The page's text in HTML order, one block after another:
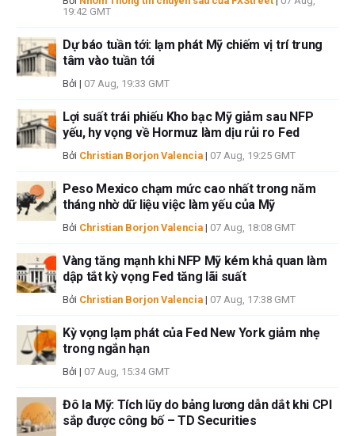
Nếu không được đề cập rõ ràng trong nội dung bài viết, tại thời điểm viết
cập trong bài viết này và không có quan hệ kinh doanh với bất kỳ công ty
nào được đề cập. Tác giả không nhận được tiền công cho việc viết bài
này, ngoài từ FXStreet.
giả không cam đoan về tính chính xác, đầy đủ hoặc phù hợp của thông
tin này. FXStreet và tác giả sẽ không chịu trách nhiệm về bất kỳ sai sót,
thiếu sót hoặc bất kỳ tổn thất, thương tích hoặc thiệt hại nào phát sinh từ
thông tin này và việc hiển thị hoặc sử dụng thông tin này. Ngoại trừ các
lỗi và thiếu sót.
Tác giả và FXStreet không phải là các cố vấn đầu tư đã đăng ký và không
có nội dung nào trong bài viết này nhằm mục đích tư vấn đầu tư.
19:42 GMT
Dự báo tuần tới: lạm phát Mỹ chiếm vị trí trung
tâm vào tuần tới
Bởi | 07 Aug, 19:33 GMT
Lợi suất trái phiếu Kho bạc Mỹ giảm sau NFP
yếu, hy vọng về Hormuz làm dịu rủi ro Fed
Bởi Christian Borjon Valencia | 07 Aug, 19:25 GMT
Peso Mexico chạm mức cao nhất trong năm
tháng nhờ dữ liệu việc làm yếu của Mỹ
Bởi Christian Borjon Valencia | 07 Aug, 18:08 GMT
Vàng tăng mạnh khi NFP Mỹ kém khả quan làm
dập tắt kỳ vọng Fed tăng lãi suất
Bởi Christian Borjon Valencia | 07 Aug, 17:38 GMT
Kỳ vọng lạm phát của Fed New York giảm nhẹ
trong ngắn hạn
Bởi | 07 Aug, 15:34 GMT
Đô la Mỹ: Tích lũy do bảng lương dẫn dắt khi CPI
sắp được công bố – TD Securities